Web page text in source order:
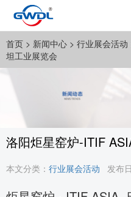
首页 > 新闻中心 > 行业展会活动
坦工业展览会
洛阳炬星窑炉-ITIF
本文分类： 行业展会活动 发布